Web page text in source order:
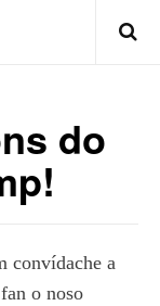
do
convídache a
o noso